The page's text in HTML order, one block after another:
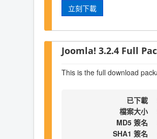
立刻下載
Joomla! 3.2.4 Full
This is the full download
已下載
檔案大小
MD5 簽名
SHA1 簽名